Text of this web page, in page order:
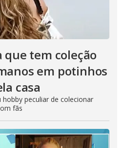
que tem coleção
em potinhos
casa
peculiar de colecionar
fãs